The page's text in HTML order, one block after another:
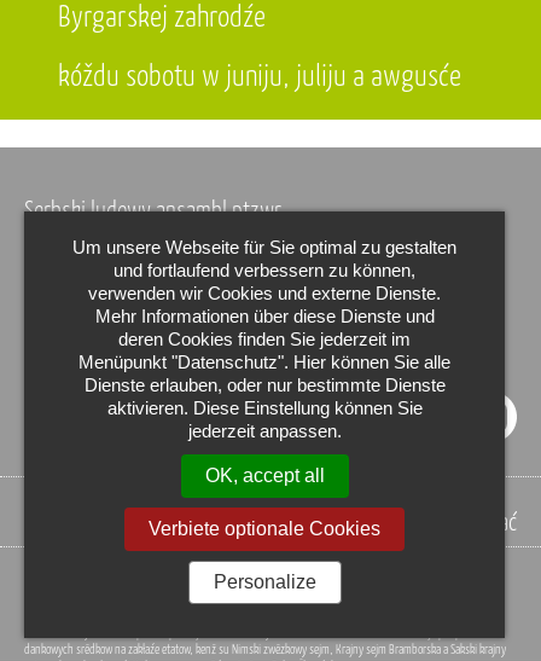
Byrgarskej zahrodźe
kóždu sobotu w juniju, juliju a awgusće
Serbski ludowy ansambl ptzwr
Wonkowna lawska 2
02625 Budyšin
telefon +49 3591 358-0
faks +49 3591 358-135
info@sne-gmbh.com
lisćiki +49 3591 358-111
ticket@sne-gmbh.com
DATOWY ŠKIT INTERN
→ powěstnik abonować
Serbski ludowy ansambl ptzwr spěchuje so wot Załožby za serbski lud, kotraž dóstawa lětnje přiražki z
dawkowych srědkow na zakładźe hospodarskich planow, kotrež su Němski zwjazkowy sejm, Krajny sejm
Braniborskeje a Sakski krajny sejm wobzamknyli kaž tež wot Kulturneho ruma Hornja Łužica-Delnja Šleska.
dankowych srědkow na zakłaźe etatow, kenž su Nimski zwězkowy sejm, Krajny sejm Bramborska a Sakski krajny
Um unsere Webseite für Sie optimal zu gestalten
und fortlaufend verbessern zu können,
verwenden wir Cookies und externe Dienste.
Mehr Informationen über diese Dienste und
deren Cookies finden Sie jederzeit im
Menüpunkt "Datenschutz". Hier können Sie alle
Dienste erlauben, oder nur bestimmte Dienste
aktivieren. Diese Einstellung können Sie
jederzeit anpassen.
OK, accept all
Verbiete optionale Cookies
Personalize